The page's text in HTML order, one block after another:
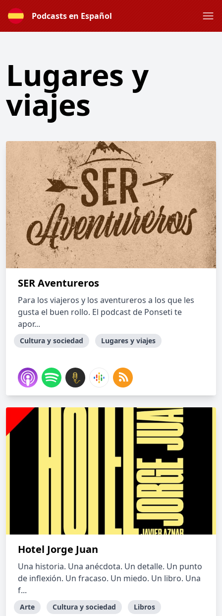
Podcasts en Español
Lugares y
viajes
SER Aventureros
Para los viajeros y los aventureros a los que les
gusta el buen rollo. El podcast de Ponseti te
apor...
Cultura y sociedad Lugares y viajes
Hotel Jorge Juan
Una historia. Una anécdota. Un detalle. Un punto
de inflexión. Un fracaso. Un miedo. Un libro. Una
f...
Arte Cultura y sociedad
Libros